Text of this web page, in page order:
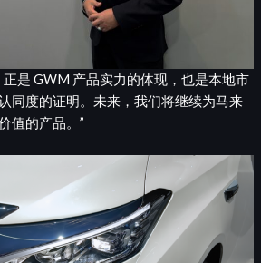
是 GWM 产品实力的体现，也是本地市
同度的证明。未来，我们将继续为马来
值的产品。”